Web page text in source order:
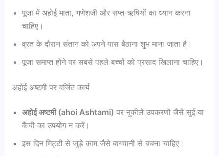
पूजा में अहोई माता, गणेशजी और सप्त ऋषियों का ध्यान करना
चाहिए।
व्रत के दौरान संतान को अपने पास बैठाना शुभ माना जाता है।
पूजा समाप्त होने पर सबसे पहले बच्चों को प्रसाद खिलाना चाहिए।
अहोई अष्टमी पर वर्जित कार्य
अहोईअष्टमी (ahoi Ashtami) पर नुकीले उपकरणों जैसे सुई या
कैंची का उपयोग न करें।
इस दिन मिट्टी से जुड़े काम जैसे बागवानी से बचना चाहिए।